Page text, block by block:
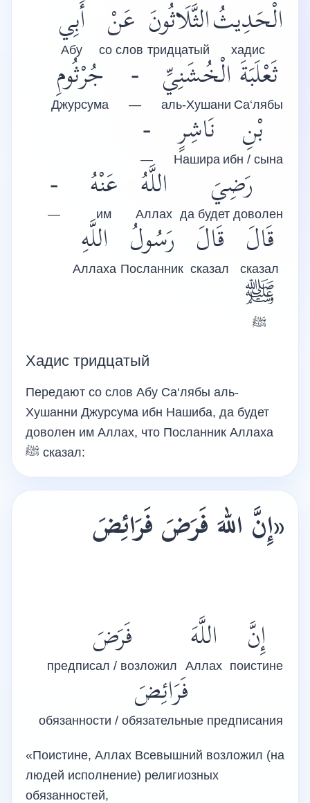
الْحَدِيثُ
хадис
الثَّلَاثُونَ
тридцатый
عَنْ
со слов
أَبِي
Абу
ثَعْلَبَةَ
Са‘лябы
الْخُشَنِيِّ
аль-Хушани
-
—
جُرْثُومِ
Джурсума
بْنِ
ибн / сына
نَاشِرٍ
Нашира
-
—
رَضِيَ
да будет доволен
اللَّهُ
Аллах
عَنْهُ
им
-
—
قَالَ
сказал
قَالَ
сказал
رَسُولُ
Посланник
اللَّهِ
Аллаха
ﷺ
ﷺ
Хадис тридцатый
Передают со слов Абу Са‘лябы аль-
Хушанни Джурсума ибн Нашиба, да будет
доволен им Аллах, что Посланник Аллаха
ﷺ сказал:
«إِنَّ اللهَ فَرَضَ فَرَائِضَ
إِنَّ
поистине
اللَّهَ
Аллах
فَرَضَ
предписал / возложил
فَرَائِضَ
обязанности / обязательные предписания
«Поистине, Аллах Всевышний возложил (на
людей исполнение) религиозных
обязанностей,